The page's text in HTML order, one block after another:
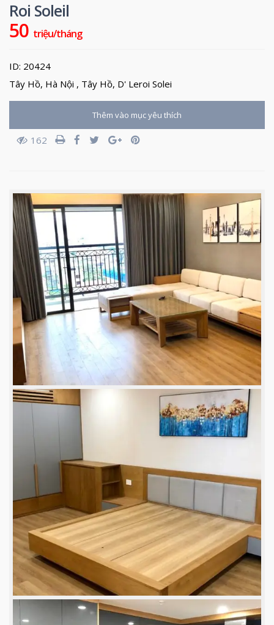
Roi Soleil
50 triệu/tháng
ID: 20424
Tây Hồ, Hà Nội , Tây Hồ, D' Leroi Solei
Thêm vào mục yêu thích
162